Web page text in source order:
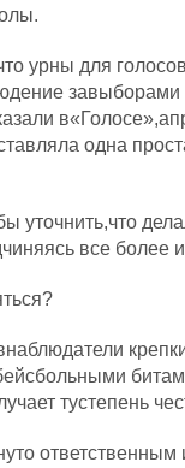
урны для
одна
уточнить,что
все более
тустепень